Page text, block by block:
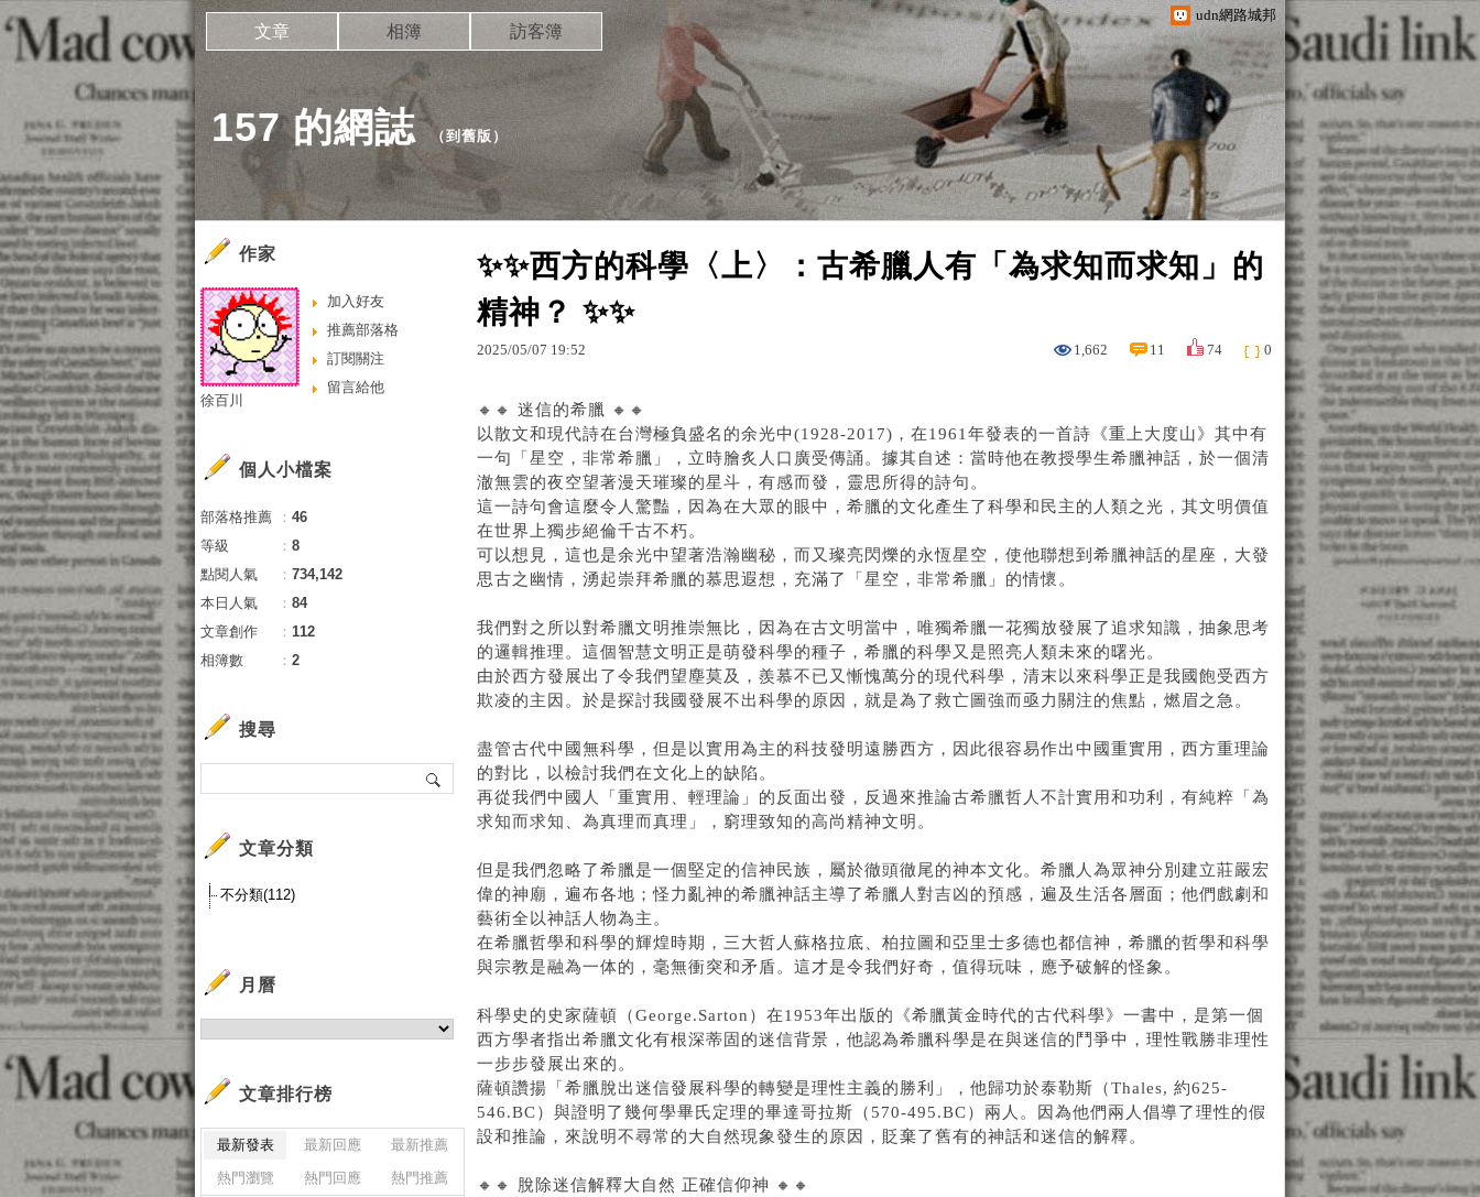
udn網路城邦
157 的網誌（到舊版 ）
文章 相簿 訪客簿
✨✨西方的科學〈上〉：古希臘人有「為求知而求知」的
精神？ ✨✨
2025/05/07 19:52 1,662 11 74 0
🔸🔸 迷信的希臘 🔸🔸
以散文和現代詩在台灣極負盛名的余光中(1928-2017)，在1961年發表的一首詩《重上大度山》其中有
一句「星空，非常希臘」，立時膾炙人口廣受傳誦。據其自述：當時他在教授學生希臘神話，於一個清
澈無雲的夜空望著漫天璀璨的星斗，有感而發，靈思所得的詩句。
這一詩句會這麼令人驚豔，因為在大眾的眼中，希臘的文化產生了科學和民主的人類之光，其文明價值
在世界上獨步絕倫千古不朽。
可以想見，這也是余光中望著浩瀚幽秘，而又璨亮閃爍的永恆星空，使他聯想到希臘神話的星座，大發
思古之幽情，湧起崇拜希臘的慕思遐想，充滿了「星空，非常希臘」的情懷。
我們對之所以對希臘文明推崇無比，因為在古文明當中，唯獨希臘一花獨放發展了追求知識，抽象思考
的邏輯推理。這個智慧文明正是萌發科學的種子，希臘的科學又是照亮人類未來的曙光。
由於西方發展出了令我們望塵莫及，羨慕不已又慚愧萬分的現代科學，清末以來科學正是我國飽受西方
欺凌的主因。於是探討我國發展不出科學的原因，就是為了救亡圖強而亟力關注的焦點，燃眉之急。
盡管古代中國無科學，但是以實用為主的科技發明遠勝西方，因此很容易作出中國重實用，西方重理論
的對比，以檢討我們在文化上的缺陷。
再從我們中國人「重實用、輕理論」的反面出發，反過來推論古希臘哲人不計實用和功利，有純粹「為
求知而求知、為真理而真理」，窮理致知的高尚精神文明。
但是我們忽略了希臘是一個堅定的信神民族，屬於徹頭徹尾的神本文化。希臘人為眾神分別建立莊嚴宏
偉的神廟，遍布各地；怪力亂神的希臘神話主導了希臘人對吉凶的預感，遍及生活各層面；他們戲劇和
藝術全以神話人物為主。
在希臘哲學和科學的輝煌時期，三大哲人蘇格拉底、柏拉圖和亞里士多德也都信神，希臘的哲學和科學
與宗教是融為一体的，毫無衝突和矛盾。這才是令我們好奇，值得玩味，應予破解的怪象。
科學史的史家薩頓（George.Sarton）在1953年出版的《希臘黃金時代的古代科學》一書中，是第一個
西方學者指出希臘文化有根深蒂固的迷信背景，他認為希臘科學是在與迷信的鬥爭中，理性戰勝非理性
一步步發展出來的。
薩頓讚揚「希臘脫出迷信發展科學的轉變是理性主義的勝利」，他歸功於泰勒斯（Thales, 約625-
546.BC）與證明了幾何學畢氏定理的畢達哥拉斯（570-495.BC）兩人。因為他們兩人倡導了理性的假
設和推論，來說明不尋常的大自然現象發生的原因，貶棄了舊有的神話和迷信的解釋。
🔸🔸 脫除迷信解釋大自然 正確信仰神 🔸🔸
作家
加入好友
推薦部落格
訂閱關注
留言給他
徐百川
個人小檔案
部落格推薦 ： 46
等級
： 8
點閱人氣
： 734,142
本日人氣
： 84
文章創作
： 112
相簿數
： 2
搜尋
文章分類
不分類(112)
月曆
文章排行榜
最新發表 最新回應
最新推薦
熱門瀏覽
熱門回應 熱門推薦